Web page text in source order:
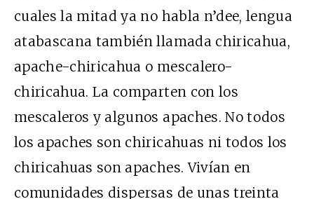
cuales la mitad ya no habla n’dee, lengua
atabascana también llamada chiricahua,
apache-chiricahua o mescalero-
chiricahua. La comparten con los
mescaleros y algunos apaches. No todos
los apaches son chiricahuas ni todos los
chiricahuas son apaches. Vivían en
comunidades dispersas de unas treinta